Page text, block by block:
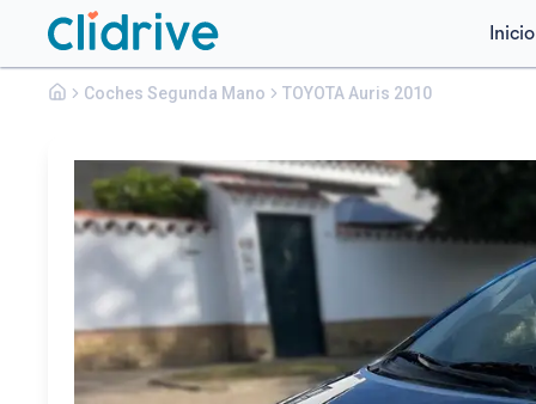
Inicio
Coches Segunda Mano TOYOTA Auris 2010
ToyotaAuris